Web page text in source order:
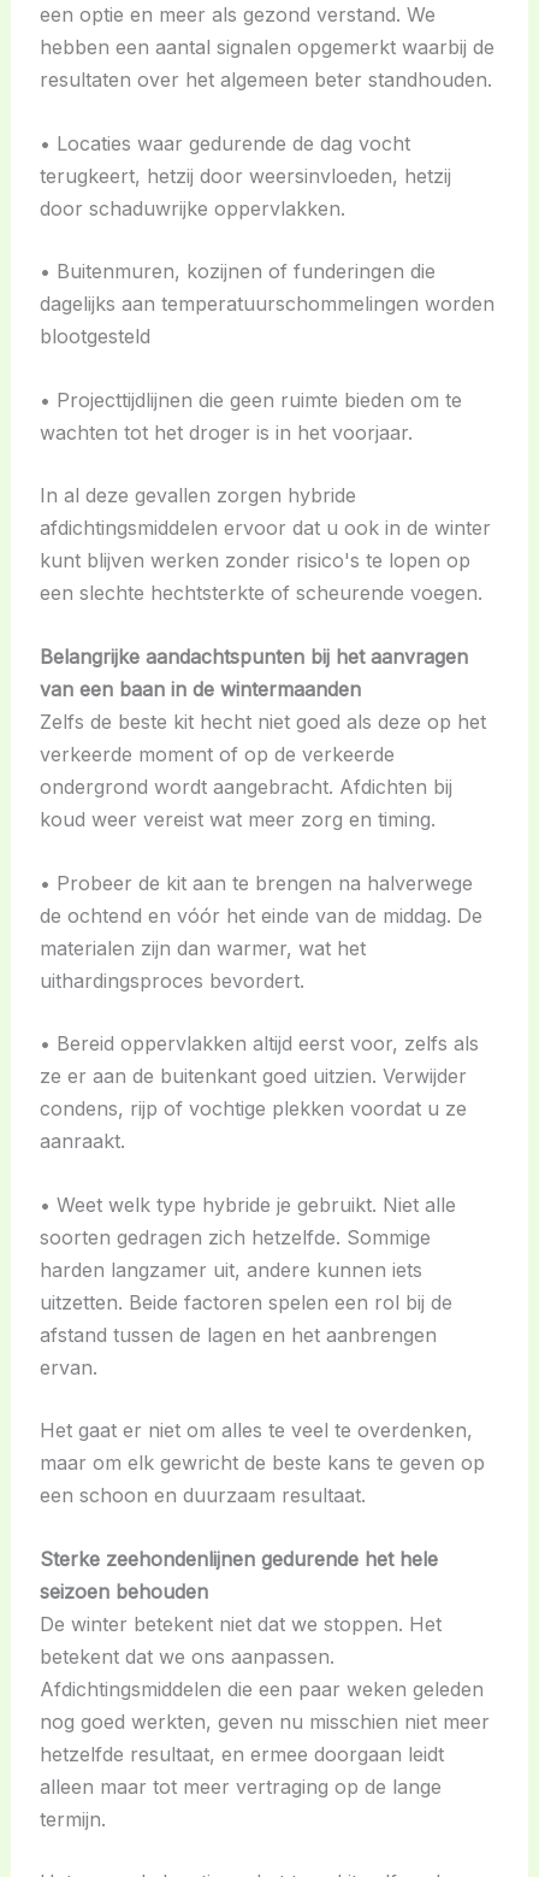
een optie en meer als gezond verstand. We
hebben een aantal signalen opgemerkt waarbij de
resultaten over het algemeen beter standhouden.
• Locaties waar gedurende de dag vocht
terugkeert, hetzij door weersinvloeden, hetzij
door schaduwrijke oppervlakken.
• Buitenmuren, kozijnen of funderingen die
dagelijks aan temperatuurschommelingen worden
blootgesteld
• Projecttijdlijnen die geen ruimte bieden om te
wachten tot het droger is in het voorjaar.
In al deze gevallen zorgen hybride
afdichtingsmiddelen ervoor dat u ook in de winter
kunt blijven werken zonder risico's te lopen op
een slechte hechtsterkte of scheurende voegen.
Belangrijke aandachtspunten bij het aanvragen
van een baan in de wintermaanden
Zelfs de beste kit hecht niet goed als deze op het
verkeerde moment of op de verkeerde
ondergrond wordt aangebracht. Afdichten bij
koud weer vereist wat meer zorg en timing.
• Probeer de kit aan te brengen na halverwege
de ochtend en vóór het einde van de middag. De
materialen zijn dan warmer, wat het
uithardingsproces bevordert.
• Bereid oppervlakken altijd eerst voor, zelfs als
ze er aan de buitenkant goed uitzien. Verwijder
condens, rijp of vochtige plekken voordat u ze
aanraakt.
• Weet welk type hybride je gebruikt. Niet alle
soorten gedragen zich hetzelfde. Sommige
harden langzamer uit, andere kunnen iets
uitzetten. Beide factoren spelen een rol bij de
afstand tussen de lagen en het aanbrengen
ervan.
Het gaat er niet om alles te veel te overdenken,
maar om elk gewricht de beste kans te geven op
een schoon en duurzaam resultaat.
Sterke zeehondenlijnen gedurende het hele
seizoen behouden
De winter betekent niet dat we stoppen. Het
betekent dat we ons aanpassen.
Afdichtingsmiddelen die een paar weken geleden
nog goed werkten, geven nu misschien niet meer
hetzelfde resultaat, en ermee doorgaan leidt
alleen maar tot meer vertraging op de lange
termijn.